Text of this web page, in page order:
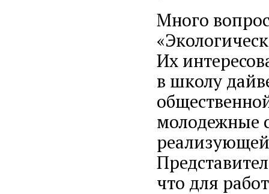
Много
Их
в школу
молодежные
что для